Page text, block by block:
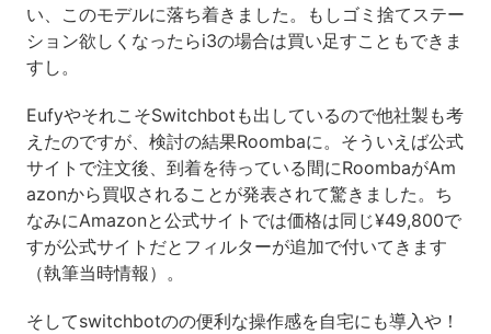
い、このモデルに落ち着きました。もしゴミ捨てステー
ション欲しくなったらi3の場合は買い足すこともできま
すし。
EufyやそれこそSwitchbotも出しているので他社製も考
えたのですが、検討の結果Roombaに。そういえば公式
サイトで注文後、到着を待っている間にRoombaがAm
azonから買収されることが発表されて驚きました。ち
なみにAmazonと公式サイトでは価格は同じ¥49,800で
すが公式サイトだとフィルターが追加で付いてきます
（執筆当時情報）。
そしてswitchbotのの便利な操作感を自宅にも導入や！